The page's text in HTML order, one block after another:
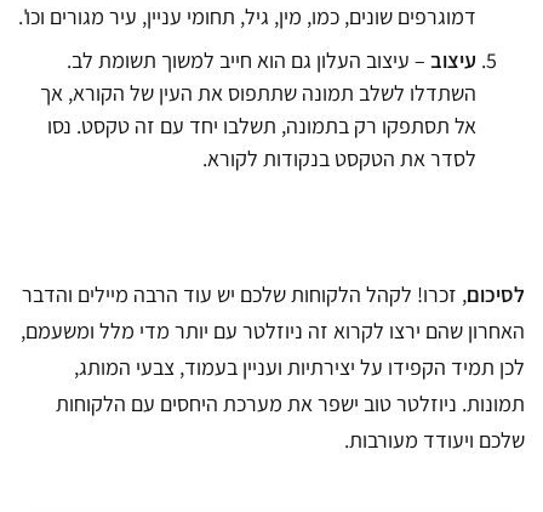
דמוגרפים שונים, כמו, מין, גיל, תחומי עניין, עיר מגורים וכו'.
עיצוב – עיצוב העלון גם הוא חייב למשוך תשומת לב.
השתדלו לשלב תמונה שתתפוס את העין של הקורא, אך
אל תסתפקו רק בתמונה, תשלבו יחד עם זה טקסט. נסו
לסדר את הטקסט בנקודות לקורא.
לסיכום, זכרו! לקהל הלקוחות שלכם יש עוד הרבה מיילים והדבר
האחרון שהם ירצו לקרוא זה ניוזלטר עם יותר מדי מלל ומשעמם,
לכן תמיד הקפידו על יצירתיות ועניין בעמוד, צבעי המותג,
תמונות. ניוזלטר טוב ישפר את מערכת היחסים עם הלקוחות
שלכם ויעודד מעורבות.